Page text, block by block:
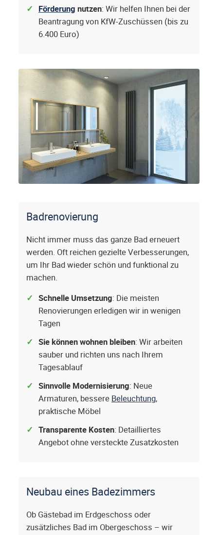
Förderung nutzen: Wir helfen Ihnen bei der
Beantragung von KfW-Zuschüssen (bis zu
6.400 Euro)
Badrenovierung
Nicht immer muss das ganze Bad erneuert
werden. Oft reichen gezielte Verbesserungen,
um Ihr Bad wieder schön und funktional zu
machen.
Schnelle Umsetzung: Die meisten
Renovierungen erledigen wir in wenigen
Tagen
Sie können wohnen bleiben: Wir arbeiten
sauber und richten uns nach Ihrem
Tagesablauf
Sinnvolle Modernisierung: Neue
Armaturen, bessere Beleuchtung,
praktische Möbel
Transparente Kosten: Detailliertes
Angebot ohne versteckte Zusatzkosten
Neubau eines Badezimmers
Ob Gästebad im Erdgeschoss oder
zusätzliches Bad im Obergeschoss – wir